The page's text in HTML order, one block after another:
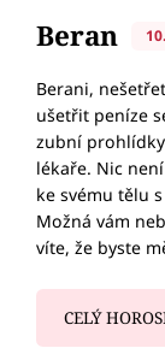
Beran
Berani,
ušetřit peníze
zubní
lékaře. Nic
ke svému tělu
Možná vám
víte, že byste
CELÝ